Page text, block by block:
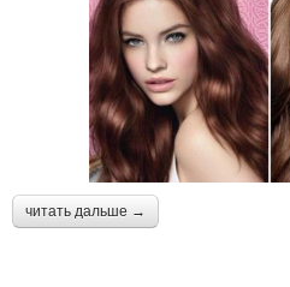
читать дальше →